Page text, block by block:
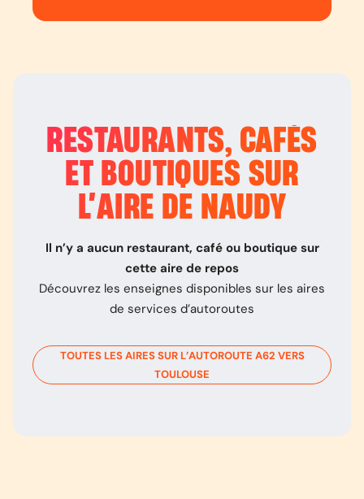
RESTAURANTS, CAFÉS
ET BOUTIQUES SUR
L’AIRE DE NAUDY
Il n’y a aucun restaurant, café ou boutique sur
cette aire de repos
Découvrez les enseignes disponibles sur les aires
de services d’autoroutes
TOUTES LES AIRES SUR L’AUTOROUTE A62 VERS
TOULOUSE